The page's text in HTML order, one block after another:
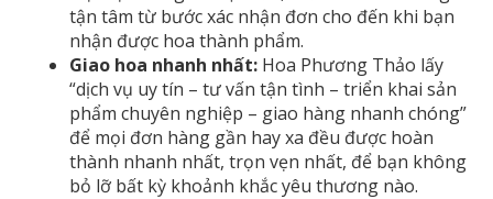
tận tâm từ bước xác nhận đơn cho đến khi bạn
nhận được hoa thành phẩm.
Giao hoa nhanh nhất: Hoa Phương Thảo lấy
“dịch vụ uy tín – tư vấn tận tình – triển khai sản
phẩm chuyên nghiệp – giao hàng nhanh chóng”
để mọi đơn hàng gần hay xa đều được hoàn
thành nhanh nhất, trọn vẹn nhất, để bạn không
bỏ lỡ bất kỳ khoảnh khắc yêu thương nào.